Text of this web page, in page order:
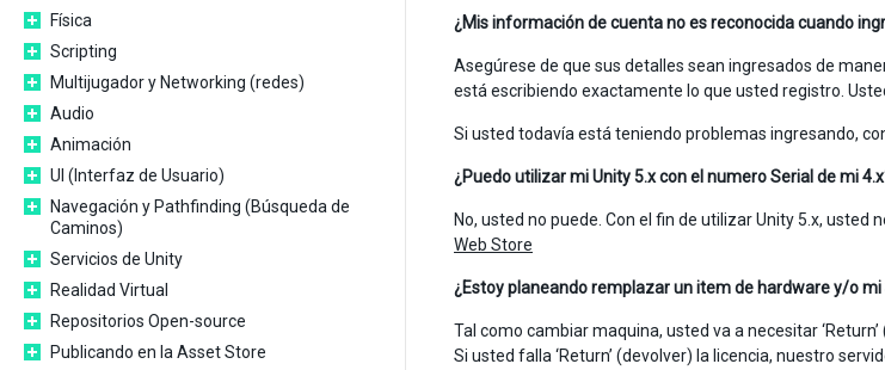
Física
Scripting
Multijugador y Networking (redes)
Audio
Animación
UI (Interfaz de Usuario)
Navegación y Pathfinding (Búsqueda de
Caminos)
Servicios de Unity
Realidad Virtual
Repositorios Open-source
Publicando en la Asset Store
¿Mis información de cuenta no es reconocida cuando
Asegúrese de que sus detalles sean ingresados de
está escribiendo exactamente lo que usted registro.
Si usted todavía está teniendo problemas ingresando,
¿Puedo utilizar mi Unity 5.x con el numero Serial de mi
No, usted no puede. Con el fin de utilizar Unity 5.x,
Web Store
¿Estoy planeando remplazar un item de hardware y/o mi
Tal como cambiar maquina, usted va a necesitar
Si usted falla ‘Return’ (devolver) la licencia, nuestro